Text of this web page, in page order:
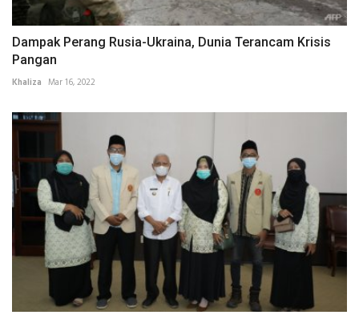
Dampak Perang Rusia-Ukraina, Dunia Terancam Krisis
Pangan
Khaliza Mar 16, 2022